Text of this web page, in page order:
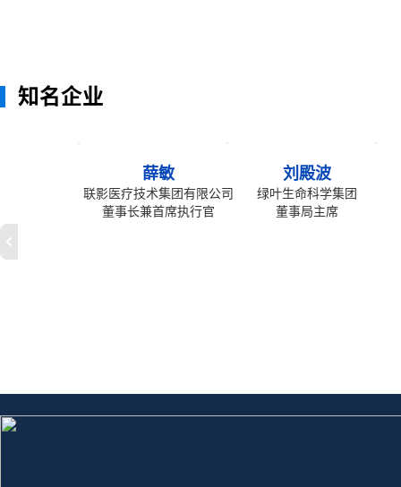
知名企业
薛敏
联影医疗技术集团有限公司
董事长兼首席执行官
刘殿波
绿叶生命科学集团
董事局主席